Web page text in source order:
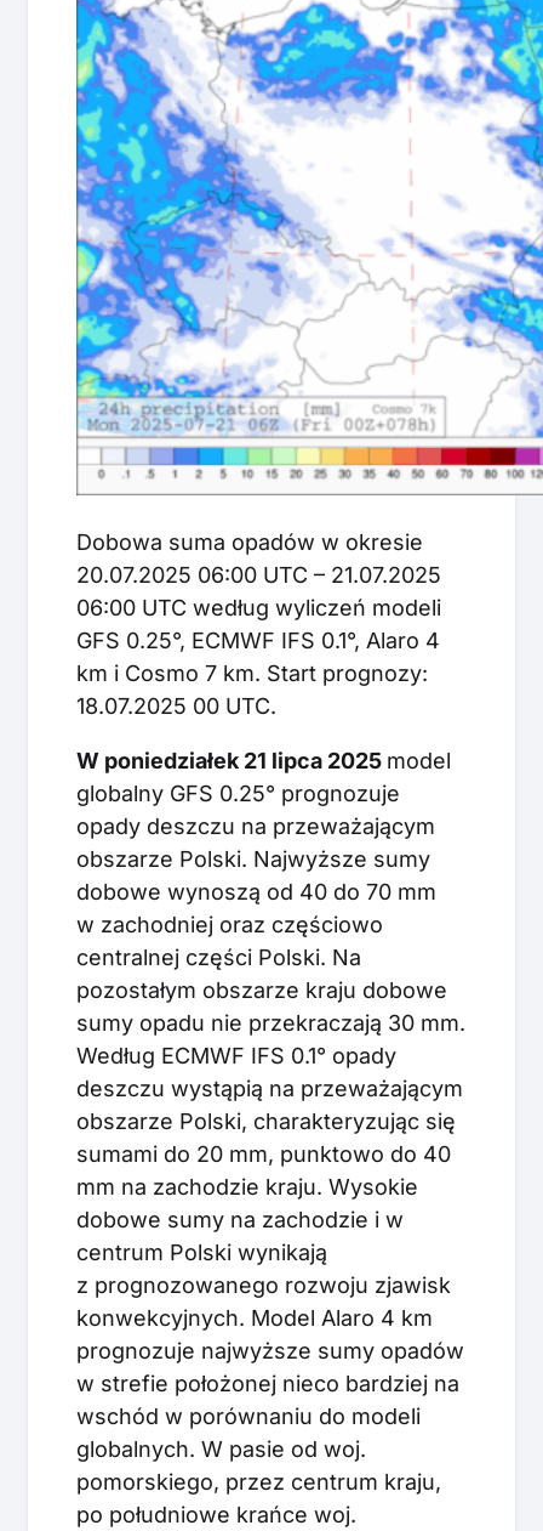
Dobowa suma opadów w okresie
20.07.2025 06:00 UTC – 21.07.2025
06:00 UTC według wyliczeń modeli
GFS 0.25°, ECMWF IFS 0.1°, Alaro 4
km i Cosmo 7 km. Start prognozy:
18.07.2025 00 UTC.
W poniedziałek 21 lipca 2025 model
globalny GFS 0.25° prognozuje
opady deszczu na przeważającym
obszarze Polski. Najwyższe sumy
dobowe wynoszą od 40 do 70 mm
w zachodniej oraz częściowo
centralnej części Polski. Na
pozostałym obszarze kraju dobowe
sumy opadu nie przekraczają 30 mm.
Według ECMWF IFS 0.1° opady
deszczu wystąpią na przeważającym
obszarze Polski, charakteryzując się
sumami do 20 mm, punktowo do 40
mm na zachodzie kraju. Wysokie
dobowe sumy na zachodzie i w
centrum Polski wynikają
z prognozowanego rozwoju zjawisk
konwekcyjnych. Model Alaro 4 km
prognozuje najwyższe sumy opadów
w strefie położonej nieco bardziej na
wschód w porównaniu do modeli
globalnych. W pasie od woj.
pomorskiego, przez centrum kraju,
po południowe krańce woj.